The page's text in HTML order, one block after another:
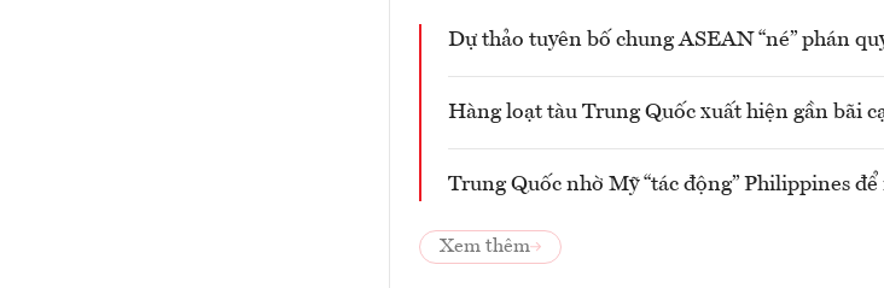
Dự thảo tuyên bố chung ASEAN “né” phán
Hàng loạt tàu Trung Quốc xuất hiện gần bãi
Trung Quốc nhờ Mỹ “tác động” Philippines
Xem thêm